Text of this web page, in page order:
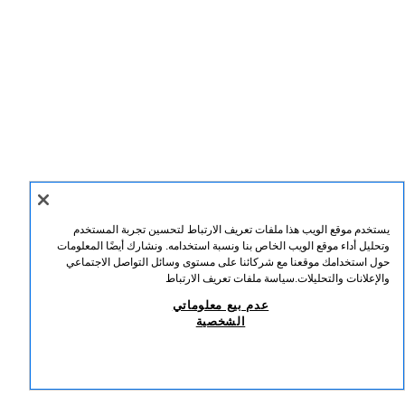
يستخدم موقع الويب هذا ملفات تعريف الارتباط لتحسين تجربة المستخدم
وتحليل أداء موقع الويب الخاص بنا ونسبة استخدامه. ونشارك أيضًا المعلومات
حول استخدامك موقعنا مع شركائنا على مستوى وسائل التواصل الاجتماعي
والإعلانات والتحليلات.سياسة ملفات تعريف الارتباط
عدم بيع معلوماتي
الشخصية